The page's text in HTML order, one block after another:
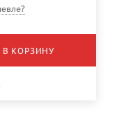
В КОРЗИНУ